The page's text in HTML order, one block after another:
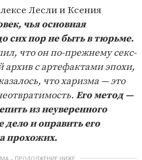
Лесли и Ксения
чья основная
сих пор не быть в тюрьме.
что он по-прежнему секс-
архив с артефактами эпохи,
что харизма — это
Его метод —
из неуверенного
дело и оправить его
прохожих.
– ПРОДОЛЖЕНИЕ НИЖЕ